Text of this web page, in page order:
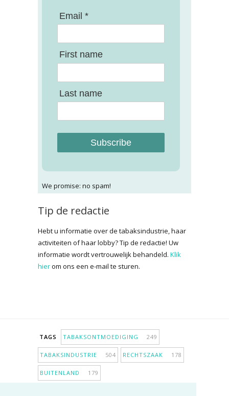
Email *
First name
Last name
Subscribe
We promise: no spam!
Tip de redactie
Hebt u informatie over de tabaksindustrie, haar
activiteiten of haar lobby? Tip de redactie! Uw
informatie wordt vertrouwelijk behandeld. Klik
hierom ons een e-mail te sturen.
TAGS TABAKSONTMOEDIGING 249
TABAKSINDUSTRIE 504 RECHTSZAAK 178
BUITENLAND 179